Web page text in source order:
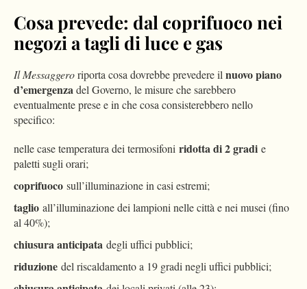
Cosa prevede: dal coprifuoco nei
negozi a tagli di luce e gas
Il Messaggeroriporta cosa dovrebbe prevedere ilnuovo piano
d’emergenzadel Governo, le misure che sarebbero
eventualmente prese e in che cosa consisterebbero nello
specifico:
nelle case temperatura dei termosifoni ridotta di 2 gradi e
paletti sugli orari;
coprifuoco sull’illuminazione in casi estremi;
taglio all’illuminazione dei lampioni nelle città e nei musei (fino
al 40%);
chiusura anticipata degli uffici pubblici;
riduzione del riscaldamento a 19 gradi negli uffici pubblici;